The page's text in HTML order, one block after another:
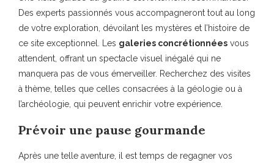
Des experts passionnés vous accompagneront tout au long
de votre exploration, dévoilant les mystères et l’histoire de
ce site exceptionnel. Les galeries concrétionnées vous
attendent, offrant un spectacle visuel inégalé qui ne
manquera pas de vous émerveiller. Recherchez des visites
à thème, telles que celles consacrées à la géologie ou à
l’archéologie, qui peuvent enrichir votre expérience.
Prévoir une pause gourmande
Après une telle aventure, il est temps de regagner vos